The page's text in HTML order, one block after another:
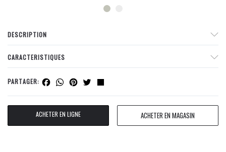
DESCRIPTION
CARACTERISTIQUES
PARTAGER: Facebook
WhatsApp
Pinterest
Twitter
ACHETER EN LIGNE ACHETER EN MAGASIN